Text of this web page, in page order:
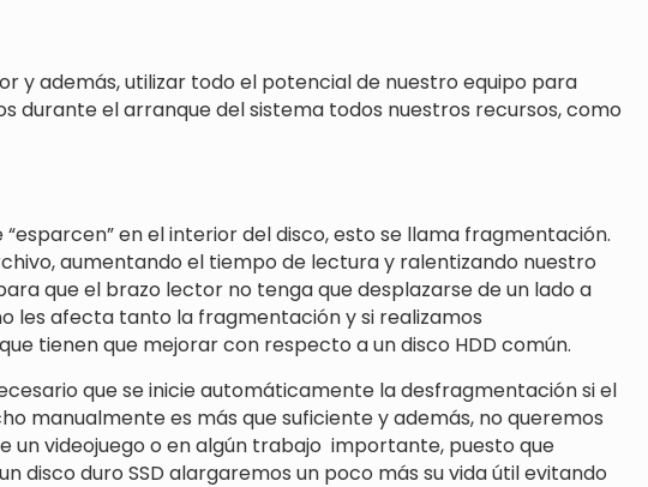
y además, utilizar todo el potencial de nuestro equipo para
durante el arranque del sistema todos nuestros recursos, como
en el interior del disco, esto se llama fragmentación.
aumentando el tiempo de lectura y ralentizando nuestro
que el brazo lector no tenga que desplazarse de un lado a
les afecta tanto la fragmentación y si realizamos
tienen que mejorar con respecto a un disco HDD común.
que se inicie automáticamente la desfragmentación si el
manualmente es más que suficiente y además, no queremos
un videojuego o en algún trabajo importante, puesto que
duro SSD alargaremos un poco más su vida útil evitando